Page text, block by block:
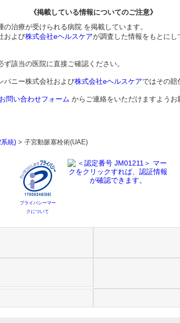
《掲載している情報についてのご注意》
治療が受けられる病院 を掲載しています。
および株式会社eヘルスケアが調査した情報をもとに
該当の医院に直接ご確認ください。
パニー株式会社および株式会社eヘルスケアではその賠
お問い合わせフォーム からご連絡をいただけますようお
統) > 子宮動脈塞栓術(UAE)
プライバシーマー
クについて